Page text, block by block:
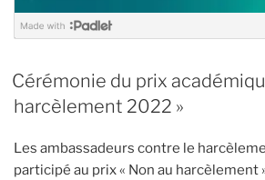
Cérémonie du prix
harcèlement 2022 »
Les ambassadeurs contre le
participé au prix « Non au harcèlement